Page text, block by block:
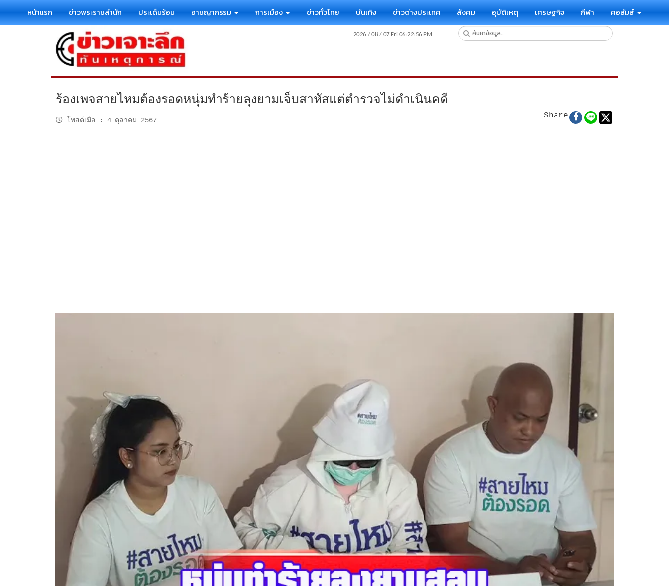
หน้าแรก ข่าวพระราชสำนัก ประเด็นร้อน อาชญากรรม การเมือง ข่าวทั่วไทย บันเทิง ข่าวต่างประเทศ สังคม อุบัติเหตุ เศรษฐกิจ กีฬา คอลัมส์
ร้องเพจสายไหมต้องรอดหนุ่มทำร้ายลุงยามเจ็บสาหัสแต่ตำรวจไม่ดำเนินคดี
โพสต์เมื่อ : 4 ตุลาคม 2567
Share